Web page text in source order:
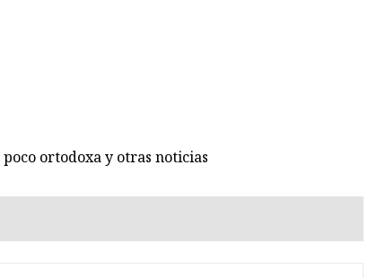
ortodoxa y otras noticias